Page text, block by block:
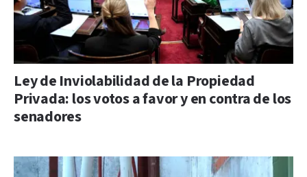
Ley de Inviolabilidad de la Propiedad
Privada: los votos a favor y en contra de los
senadores